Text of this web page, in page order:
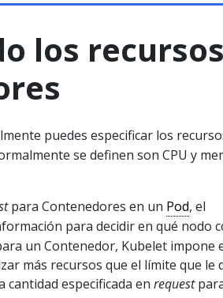
los
puedes especificar los
se definen son CPU y
para Contenedores en un Pod, el
para decidir en qué nodo
un Contenedor, Kubelet impone
más recursos que el límite que le
especificada en request